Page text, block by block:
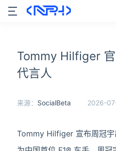
Tommy Hilfiger
代言人
来源： SocialBeta 2026-
Tommy Hilfiger 宣布周冠